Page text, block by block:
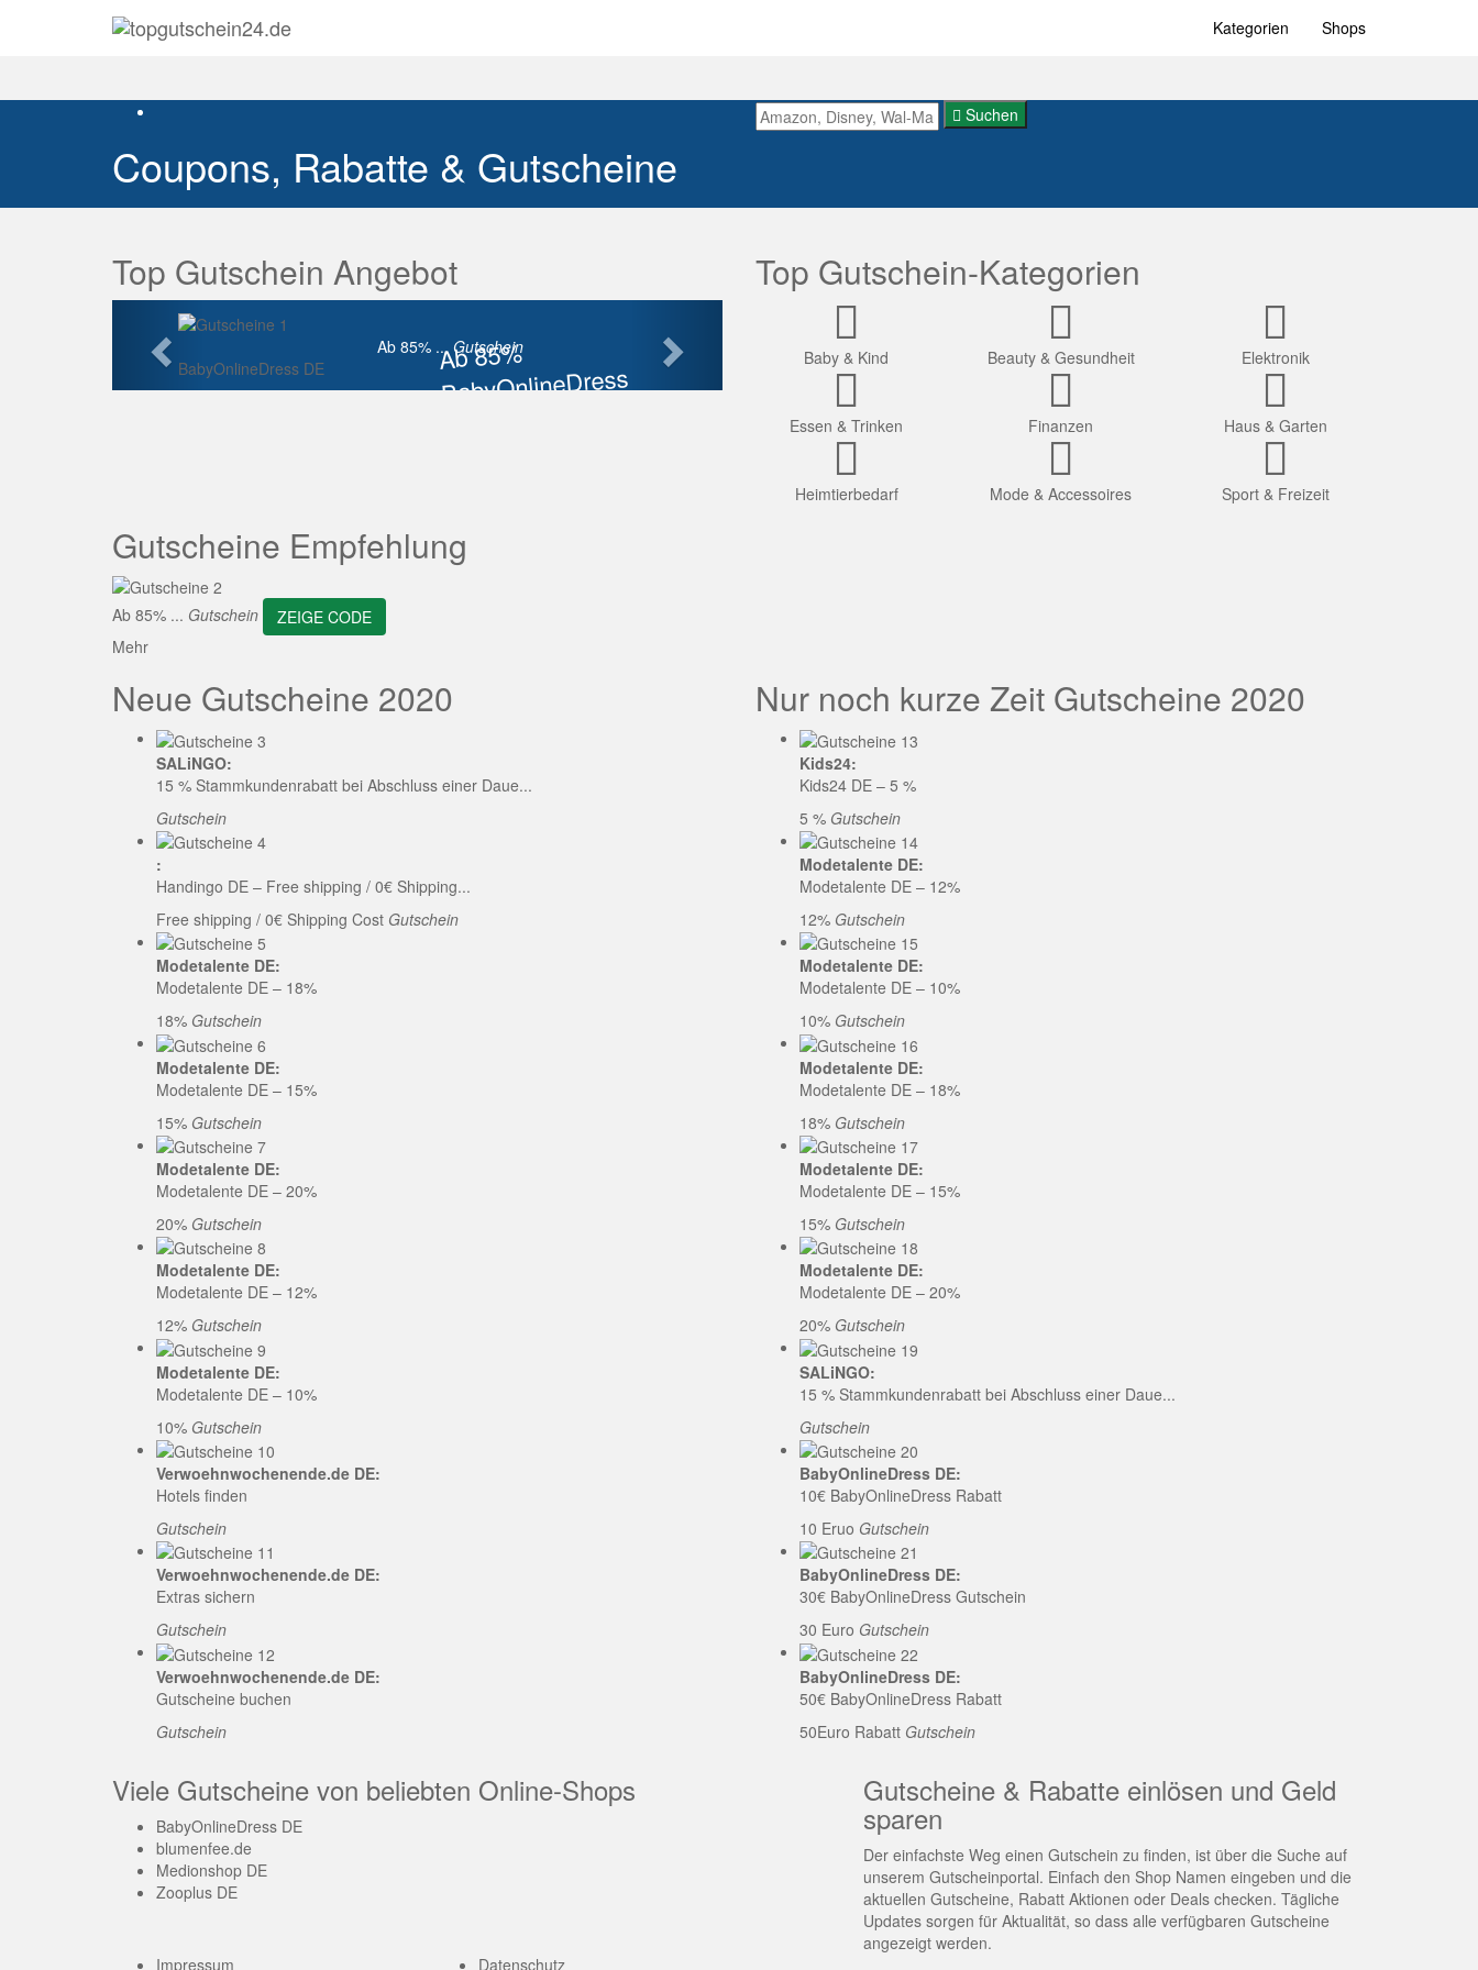
Kategorien Shops
Coupons, Rabatte & Gutscheine
Suchen
Top Gutschein Angebot
Ab 85%
BabyOnlineDress
Ab 85% ... Gutschein
BabyOnlineDress DE
Vorherige
Top Gutschein-Kategorien
Baby & Kind Beauty & Gesundheit Elektronik
Essen & Trinken Finanzen Haus & Garten
Heimtierbedarf Mode & Accessoires Sport & Freizeit
Gutscheine Empfehlung
Ab 85% ... Gutschein
ZEIGE CODE
Mehr
Neue Gutscheine 2020
SALiNGO:
15 % Stammkundenrabatt bei Abschluss einer Daue...
Gutschein
:
Handingo DE – Free shipping / 0€ Shipping...
Free shipping / 0€ Shipping Cost Gutschein
Modetalente DE:
Modetalente DE – 18%
18% Gutschein
Modetalente DE:
Modetalente DE – 15%
15% Gutschein
Modetalente DE:
Modetalente DE – 20%
20% Gutschein
Modetalente DE:
Modetalente DE – 12%
12% Gutschein
Modetalente DE:
Modetalente DE – 10%
10% Gutschein
Verwoehnwochenende.de DE:
Hotels finden
Gutschein
Verwoehnwochenende.de DE:
Extras sichern
Gutschein
Verwoehnwochenende.de DE:
Gutscheine buchen
Gutschein
Nur noch kurze Zeit Gutscheine 2020
Kids24:
Kids24 DE – 5 %
5 % Gutschein
Modetalente DE:
Modetalente DE – 12%
12% Gutschein
Modetalente DE:
Modetalente DE – 10%
10% Gutschein
Modetalente DE:
Modetalente DE – 18%
18% Gutschein
Modetalente DE:
Modetalente DE – 15%
15% Gutschein
Modetalente DE:
Modetalente DE – 20%
20% Gutschein
SALiNGO:
15 % Stammkundenrabatt bei Abschluss einer Daue...
Gutschein
BabyOnlineDress DE:
10€ BabyOnlineDress Rabatt
10 Eruo Gutschein
BabyOnlineDress DE:
30€ BabyOnlineDress Gutschein
30 Euro Gutschein
BabyOnlineDress DE:
50€ BabyOnlineDress Rabatt
50Euro Rabatt Gutschein
Viele Gutscheine von beliebten Online-Shops
BabyOnlineDress DE
blumenfee.de
Medionshop DE
Zooplus DE
Gutscheine & Rabatte einlösen und Geld
sparen
Der einfachste Weg einen Gutschein zu finden, ist über die Suche auf
unserem Gutscheinportal. Einfach den Shop Namen eingeben und die
aktuellen Gutscheine, Rabatt Aktionen oder Deals checken. Tägliche
Updates sorgen für Aktualität, so dass alle verfügbaren Gutscheine
angezeigt werden.
Impressum
Datenschutz